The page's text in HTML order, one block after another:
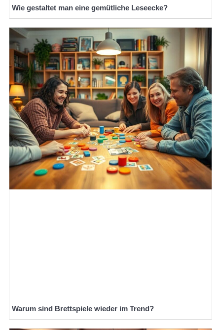
Wie gestaltet man eine gemütliche Leseecke?
Warum sind Brettspiele wieder im Trend?